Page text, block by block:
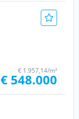
€ 1.957,14/m²
€ 548.000